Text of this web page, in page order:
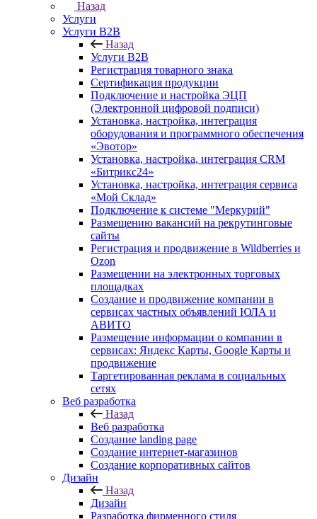
Назад
Услуги
Услуги B2B
Назад
Услуги B2B
Регистрация товарного знака
Сертификация продукции
Подключение и настройка ЭЦП
(Электронной цифровой подписи)
Установка, настройка, интеграция
оборудования и программного обеспечения
«Эвотор»
Установка, настройка, интеграция CRM
«Битрикс24»
Установка, настройка, интеграция сервиса
«Мой Склад»
Подключение к системе "Меркурий"
Размещению вакансий на рекрутинговые
сайты
Регистрация и продвижение в Wildberries и
Ozon
Размещении на электронных торговых
площадках
Создание и продвижение компании в
сервисах частных объявлений ЮЛА и
АВИТО
Размещение информации о компании в
сервисах: Яндекс Карты, Google Карты и
продвижение
Таргетированная реклама в социальных
сетях
Веб разработка
Назад
Веб разработка
Создание landing page
Создание интернет-магазинов
Создание корпоративных сайтов
Дизайн
Назад
Дизайн
Разработка фирменного стиля